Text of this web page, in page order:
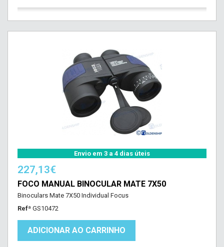
Envio em 3 a 4 dias úteis
227,13€
FOCO MANUAL BINOCULAR MATE 7X50
Binoculars Mate 7X50 Individual Focus
Refª GS10472
ADICIONAR AO CARRINHO